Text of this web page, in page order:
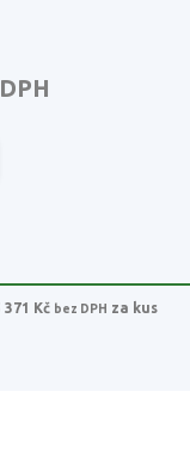
371 Kč bez DPH za kus